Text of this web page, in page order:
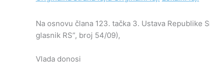
Na osnovu člana 123. tačka 3. Ustava Republike
glasnik RS”, broj 54/09),
Vlada donosi